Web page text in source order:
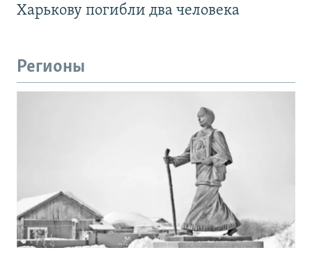
Харькову погибли два человека
Регионы